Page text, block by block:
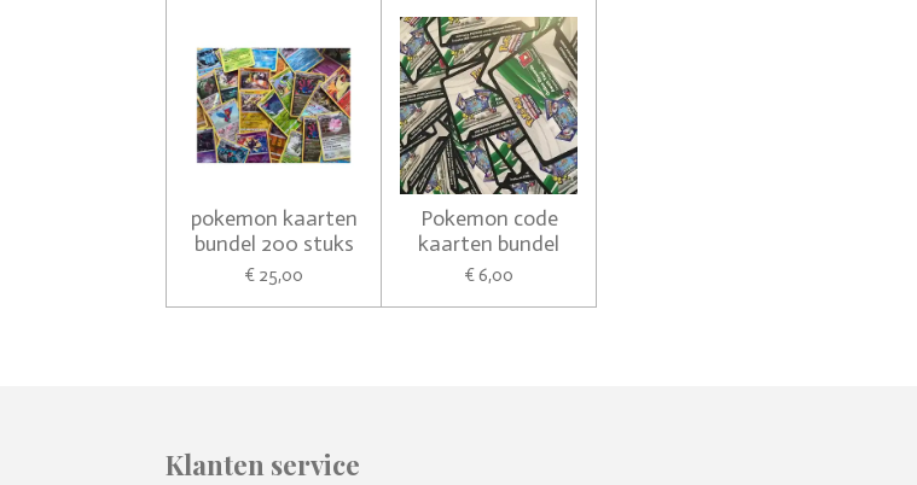
pokemon kaarten
bundel 200 stuks
€ 25,00
Pokemon code
kaarten bundel
€ 6,00
Klanten service